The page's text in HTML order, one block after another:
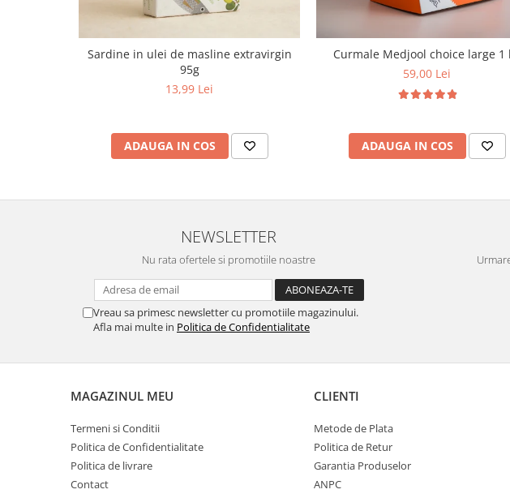
Sardine in ulei de masline extravirgin
95g
13,99 Lei
ADAUGA IN COS
Curmale Medjool choice large 1
59,00 Lei
ADAUGA IN COS
NEWSLETTER
Nu rata ofertele si promotiile noastre
Vreau sa primesc newsletter cu promotiile magazinului.
Afla mai multe in Politica de Confidentialitate
MAGAZINUL MEU
Termeni si Conditii
Politica de Confidentialitate
Politica de livrare
Contact
CLIENTI
Metode de Plata
Politica de Retur
Garantia Produselor
ANPC